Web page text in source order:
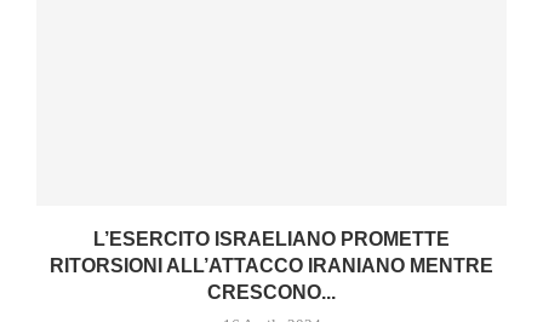
L’ESERCITO ISRAELIANO PROMETTE
RITORSIONI ALL’ATTACCO IRANIANO MENTRE
CRESCONO...